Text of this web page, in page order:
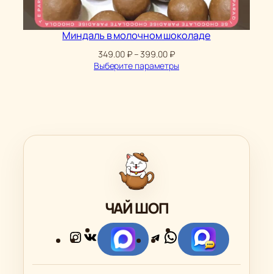
Миндаль в молочном шоколаде
349.00 ₽–399.00 ₽Диапазон
цен:
Выберите параметры
ЧАЙ ШОП
Instagram
ВКонтакте
Ссылка
Telegram
WhatsApp
Ссылка